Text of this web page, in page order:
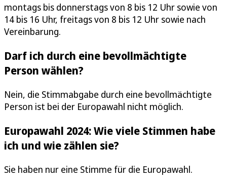
montags bis donnerstags von 8 bis 12 Uhr sowie von
14 bis 16 Uhr, freitags von 8 bis 12 Uhr sowie nach
Vereinbarung.
Darf ich durch eine bevollmächtigte
Person wählen?
Nein, die Stimmabgabe durch eine bevollmächtigte
Person ist bei der Europawahl nicht möglich.
Europawahl 2024: Wie viele Stimmen habe
ich und wie zählen sie?
Sie haben nur eine Stimme für die Europawahl.